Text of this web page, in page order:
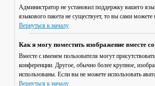
Администратор не установил поддержку вашего
языкового пакета не существует, то вы сами
Вернуться к началу
Как я могу поместить изображение вместе
Вместе с именем пользователя могут
конференции. Другое, обычно более крупное,
использованы. Если вы не можете использовать
Вернуться к началу